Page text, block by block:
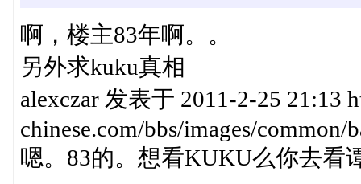
啊，楼主83年啊。。
另外求kuku真相
alexczar 发表于 2011-2-25 21:13
chinese.com/bbs/images/common/
嗯。83的。想看KUKU么你去看